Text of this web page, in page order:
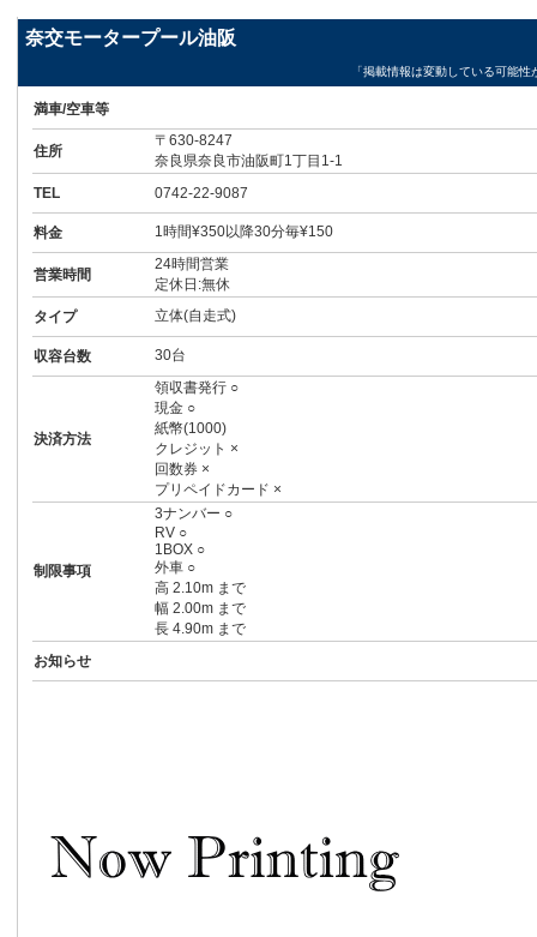
奈交モータープール油阪
「掲載情報は変動している可能
満車/空車等
住所
〒630-8247
奈良県奈良市油阪町1丁目1-1
TEL
0742-22-9087
料金 1時間¥350以降30分毎¥150
営業時間
24時間営業
定休日:無休
タイプ
立体(自走式)
収容台数 30台
決済方法
領収書発行 ○
現金 ○
紙幣(1000)
クレジット ×
回数券 ×
プリペイドカード ×
制限事項
3ナンバー ○
RV ○
1BOX ○
外車 ○
高 2.10m まで
幅 2.00m まで
長 4.90m まで
お知らせ